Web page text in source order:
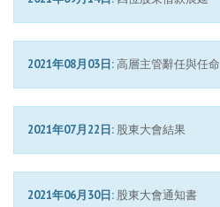
2021年08月03日:高層主管辭任與任命
2021年07月22日: 股東大會結果
2021年06月30日: 股東大會通知書